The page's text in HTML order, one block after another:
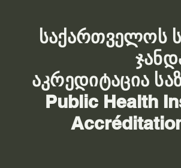
საქართველოს
აკრედიტაცია
Public Health